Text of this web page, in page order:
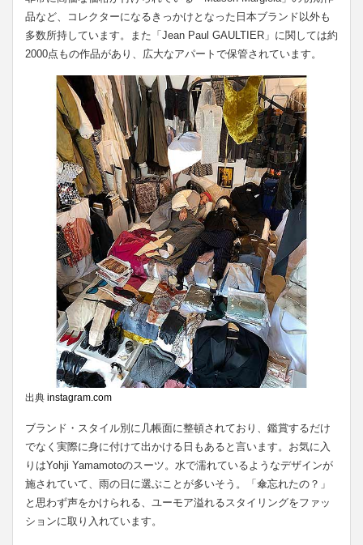
品など、コレクターになるきっかけとなった日本ブランド以外も
多数所持しています。また「Jean Paul GAULTIER」に関しては約
2000点もの作品があり、広大なアパートで保管されています。
出典 instagram.com
ブランド・スタイル別に几帳面に整頓されており、鑑賞するだけ
でなく実際に身に付けて出かける日もあると言います。お気に入
りはYohji Yamamotoのスーツ。水で濡れているようなデザインが
施されていて、雨の日に選ぶことが多いそう。「傘忘れたの？」
と思わず声をかけられる、ユーモア溢れるスタイリングをファッ
ションに取り入れています。